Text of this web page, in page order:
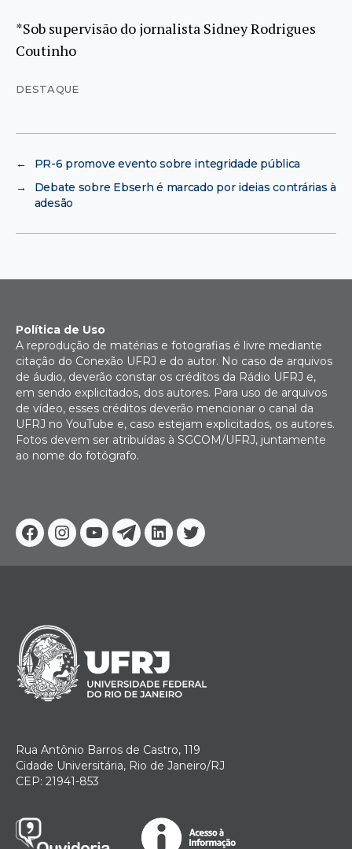
*Sob supervisão do jornalista Sidney Rodrigues
Coutinho
DESTAQUE
←
PR-6 promove evento sobre integridade pública
→
Debate sobre Ebserh é marcado por ideias contrárias à
adesão
Facebook
Instagram
YoutubeTelegram
Linkedin
Twitter
Política de Uso
A reprodução de matérias e fotografias é livre mediante
citação do Conexão UFRJ e do autor. No caso de arquivos
de áudio, deverão constar os créditos da Rádio UFRJ e,
em sendo explicitados, dos autores. Para uso de arquivos
de vídeo, esses créditos deverão mencionar o canal da
UFRJ no YouTube e, caso estejam explicitados, os autores.
Fotos devem ser atribuídas à SGCOM/UFRJ, juntamente
ao nome do fotógrafo.
Rua Antônio Barros de Castro, 119
Cidade Universitária, Rio de Janeiro/RJ
CEP: 21941-853